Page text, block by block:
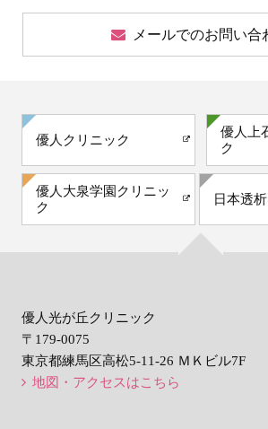
メールでのお問い合
優人クリニック
優人上
ク
優人大泉学園クリニッ
ク
日本透
優人光が丘クリニック
〒179-0075
東京都練馬区高松5-11-26 ＭＫビル7F
地図・アクセスはこちら